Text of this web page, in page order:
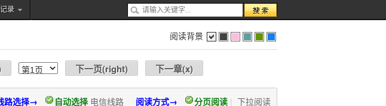
录
阅读背景
色 灰 红 蓝 绿 蓝
下一页(right) 下一章(x)
阅读方式→ 分页阅读 | 下拉阅读
路选择→ 自动选择 电信线路